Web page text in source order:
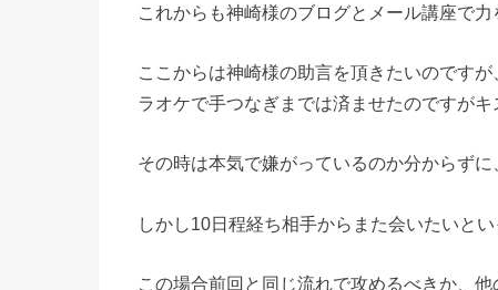
これからも神崎様のブログとメール講座で力
ここからは神崎様の助言を頂きたいのです
ラオケで手つなぎまでは済ませたのですがキ
その時は本気で嫌がっているのか分からず
しかし10日程経ち相手からまた会いたいと
この場合前回と同じ流れで攻めるべきか、